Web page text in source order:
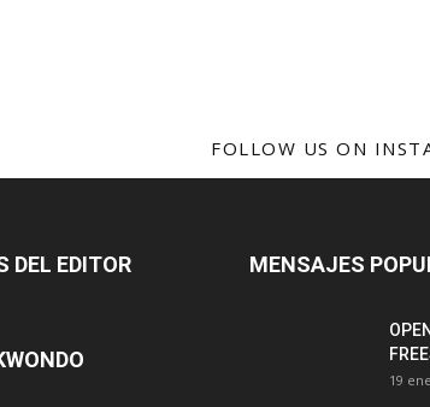
FOLLOW US ON
DEL EDITOR MENSAJES
19